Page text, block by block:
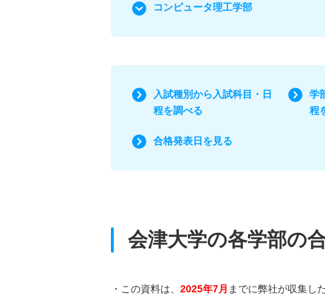
コンピュータ理工学部
入試種別から入試科目・日
程を調べる
学
程
合格発表日を見る
会津大学の各学部の
・この資料は、 2025年7月 までに弊社が収集し